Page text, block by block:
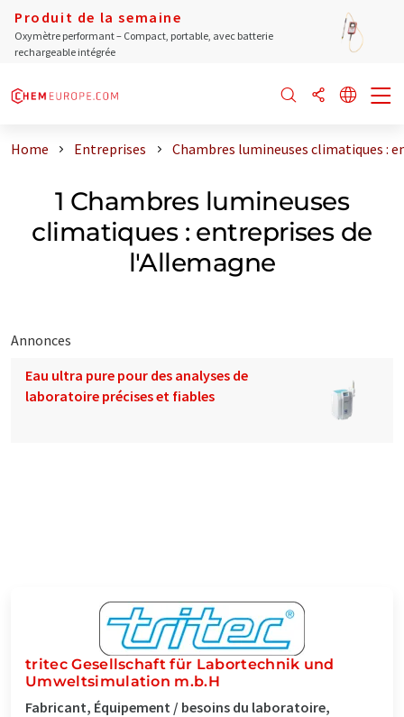
Produit de la semaine
Oxymètre performant – Compact, portable, avec batterie
rechargeable intégrée
Home Entreprises Chambres lumineuses climatiques :
1 Chambres lumineuses
climatiques : entreprises de
l'Allemagne
Annonces
Eau ultra pure pour des analyses de
laboratoire précises et fiables
tritec Gesellschaft für Labortechnik und
Umweltsimulation m.b.H
Fabricant, Équipement / besoins du laboratoire,